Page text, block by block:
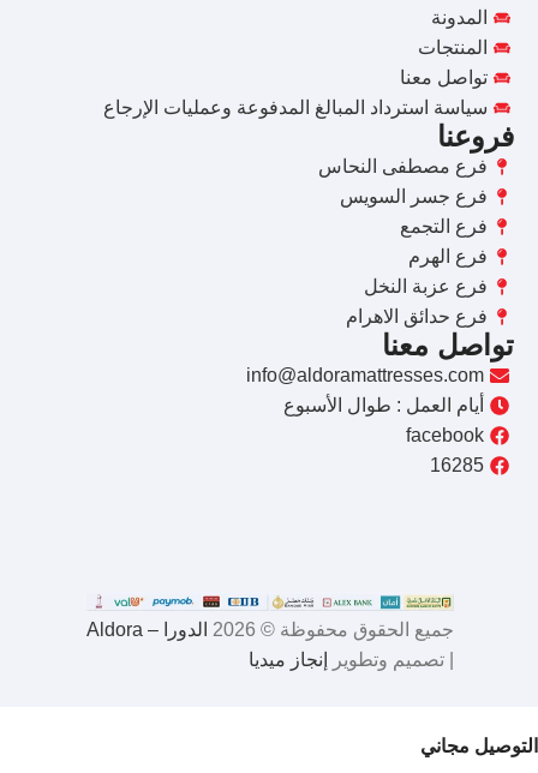
المدونة
المنتجات
تواصل معنا
سياسة استرداد المبالغ المدفوعة وعمليات الإرجاع
فروعنا
فرع مصطفى النحاس
فرع جسر السويس
فرع التجمع
فرع الهرم
فرع عزبة النخل
فرع حدائق الاهرام
تواصل معنا
info@aldoramattresses.com
أيام العمل : طوال الأسبوع
facebook
16285
جميع الحقوق محفوظة © 2026
الدورا – Aldora
| تصميم وتطوير
إنجاز ميديا
التوصيل مجاني